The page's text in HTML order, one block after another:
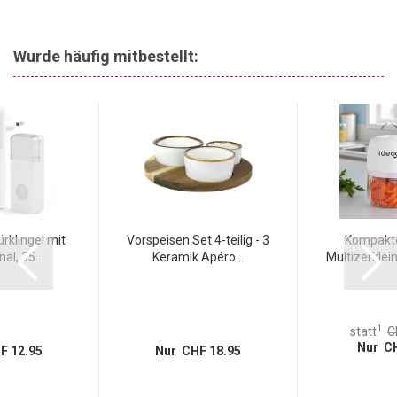
Wurde häufig mitbestellt:
mit
35...
12.95
Vorspeisen Set 4-teilig - 3
Keramik Apéro...
Nur CHF 18.95
statt1
Nur